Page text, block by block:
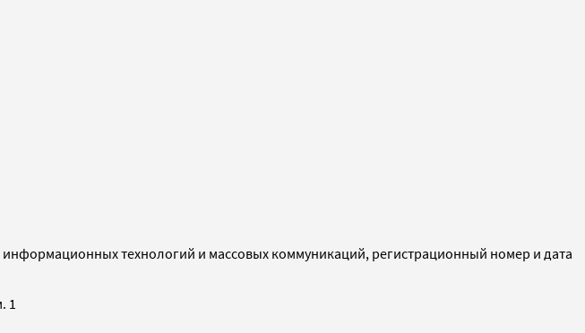
технологий и массовых коммуникаций, регистрационный номер и дата
1